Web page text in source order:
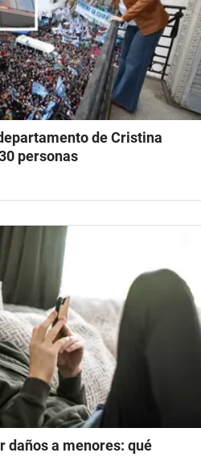
de Cristina
personas
daños a menores: qué